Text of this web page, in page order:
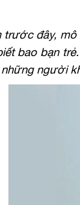
trước đây,
bao bạn
người